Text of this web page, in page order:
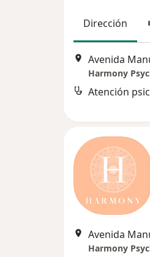
Dirección
Harmony
Atención
Harmony